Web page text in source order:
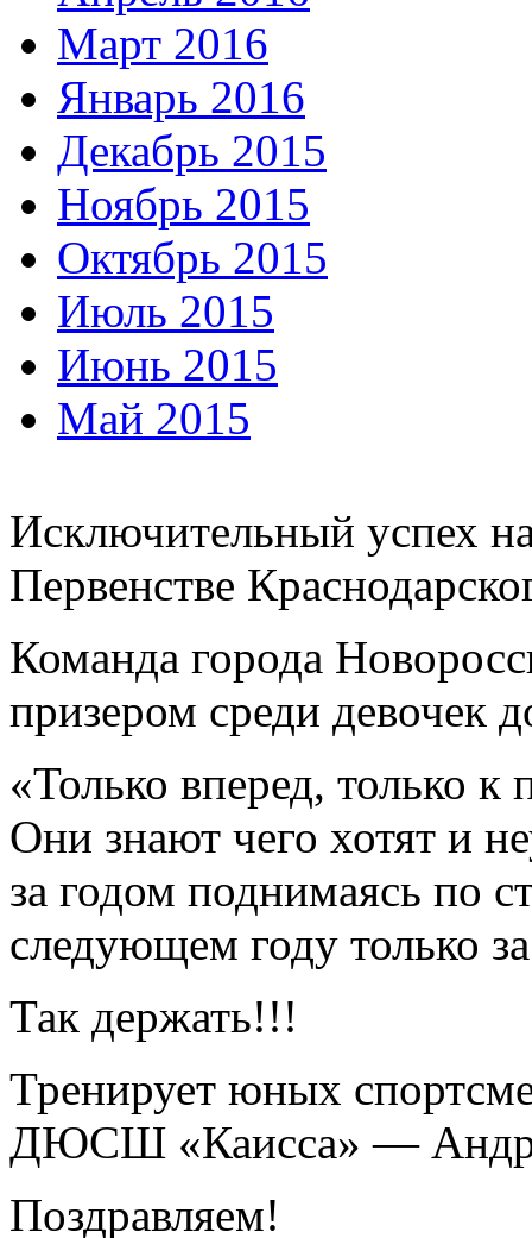
Март 2016
Январь 2016
Декабрь 2015
Ноябрь 2015
Октябрь 2015
Июль 2015
Июнь 2015
Май 2015
Исключительный успех
Первенстве
Команда города
призером среди девочек
«Только вперед, только
Они знают чего хотят и
за годом поднимаясь по
следующем году только
Так держать!!!
Тренирует юных
ДЮСШ «Каисса» —
Поздравляем!